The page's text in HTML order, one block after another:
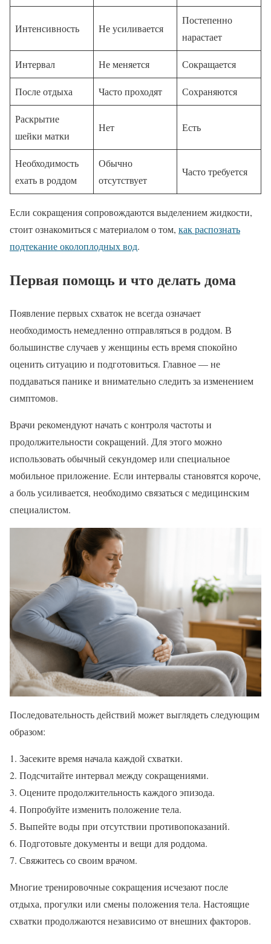
Интенсивность Не усиливается
Постепенно
нарастает
Интервал Не меняется Сокращается
После отдыха Часто проходят Сохраняются
Раскрытие
шейки матки
Нет Есть
Необходимость
ехать в роддом
Обычно
отсутствует
Часто требуется
Если сокращения сопровождаются выделением жидкости,
стоит ознакомиться с материалом о том, как распознать
подтекание околоплодных вод.
Первая помощь и что делать дома
Появление первых схваток не всегда означает
необходимость немедленно отправляться в роддом. В
большинстве случаев у женщины есть время спокойно
оценить ситуацию и подготовиться. Главное — не
поддаваться панике и внимательно следить за изменением
симптомов.
Врачи рекомендуют начать с контроля частоты и
продолжительности сокращений. Для этого можно
использовать обычный секундомер или специальное
мобильное приложение. Если интервалы становятся короче,
а боль усиливается, необходимо связаться с медицинским
специалистом.
Последовательность действий может выглядеть следующим
образом:
Засеките время начала каждой схватки.
Подсчитайте интервал между сокращениями.
Оцените продолжительность каждого эпизода.
Попробуйте изменить положение тела.
Выпейте воды при отсутствии противопоказаний.
Подготовьте документы и вещи для роддома.
Свяжитесь со своим врачом.
Многие тренировочные сокращения исчезают после
отдыха, прогулки или смены положения тела. Настоящие
схватки продолжаются независимо от внешних факторов.